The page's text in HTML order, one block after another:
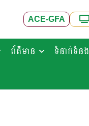
ACE-GFA
ព័ត៌មាន ទំនាក់ទំនង